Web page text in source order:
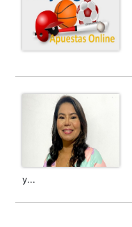
y...